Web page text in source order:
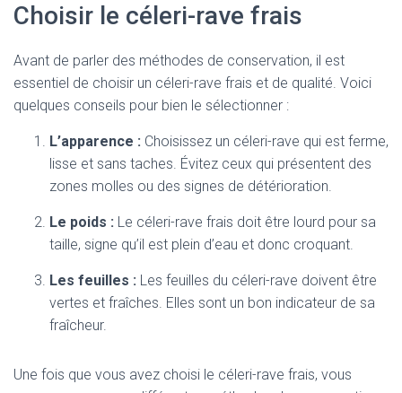
Choisir le céleri-rave frais
Avant de parler des méthodes de conservation, il est
essentiel de choisir un céleri-rave frais et de qualité. Voici
quelques conseils pour bien le sélectionner :
L’apparence : Choisissez un céleri-rave qui est ferme,
lisse et sans taches. Évitez ceux qui présentent des
zones molles ou des signes de détérioration.
Le poids : Le céleri-rave frais doit être lourd pour sa
taille, signe qu’il est plein d’eau et donc croquant.
Les feuilles : Les feuilles du céleri-rave doivent être
vertes et fraîches. Elles sont un bon indicateur de sa
fraîcheur.
Une fois que vous avez choisi le céleri-rave frais, vous